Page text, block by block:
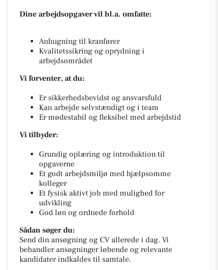
Dine arbejdsopgaver vil bl.a. omfatte:
Anhugning til kranfører
Kvalitetssikring og oprydning i
arbejdsområdet
Vi forventer, at du:
Er sikkerhedsbevidst og ansvarsfuld
Kan arbejde selvstændigt og i team
Er mødestabil og fleksibel med arbejdstid
Vi tilbyder:
Grundig oplæring og introduktion til
opgaverne
Et godt arbejdsmiljø med hjælpsomme
kolleger
Et fysisk aktivt job med mulighed for
udvikling
God løn og ordnede forhold
Sådan søger du:
Send din ansøgning og CV allerede i dag. Vi
behandler ansøgninger løbende og relevante
kandidater indkaldes til samtale.